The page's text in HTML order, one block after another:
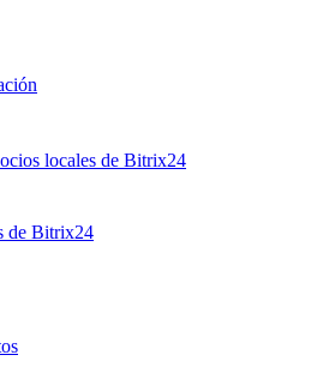
locales de Bitrix24
de Bitrix24